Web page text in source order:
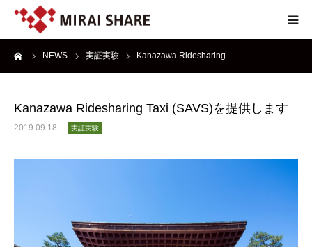
NEWS 実証実験 Kanazawa Ridesharing…
Kanazawa Ridesharing Taxi (SAVS)を提供します
2019.09.18 実証実験
NEWS